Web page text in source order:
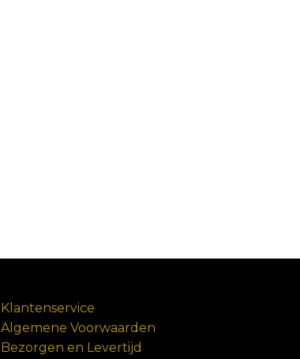
Klantenservice
Algemene Voorwaarden
Bezorgen en Levertijd